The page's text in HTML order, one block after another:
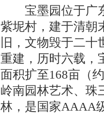
宝墨园位于广
紫坭村，建于清朝
旧，文物毁于二
重建，历时六载，
面积扩至168亩（
岭南园林艺术、珠
林，是国家AAAA